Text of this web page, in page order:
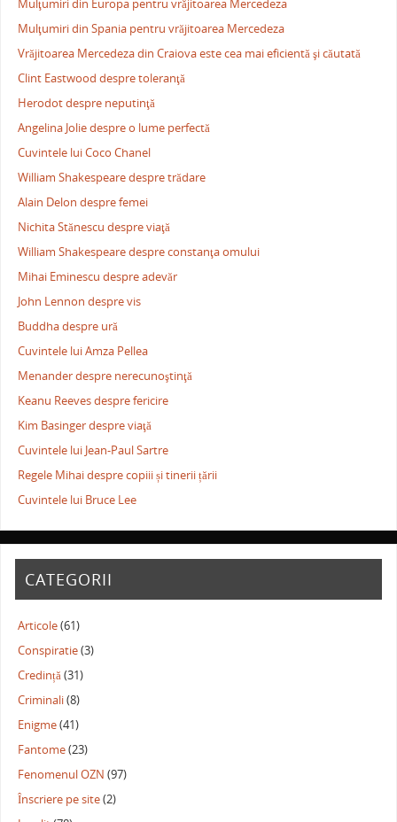
Mulţumiri din Europa pentru vrăjitoarea Mercedeza
Mulţumiri din Spania pentru vrăjitoarea Mercedeza
Vrăjitoarea Mercedeza din Craiova este cea mai eficientă şi căutată
Clint Eastwood despre toleranţă
Herodot despre neputinţă
Angelina Jolie despre o lume perfectă
Cuvintele lui Coco Chanel
William Shakespeare despre trădare
Alain Delon despre femei
Nichita Stănescu despre viaţă
William Shakespeare despre constanţa omului
Mihai Eminescu despre adevăr
John Lennon despre vis
Buddha despre ură
Cuvintele lui Amza Pellea
Menander despre nerecunoştinţă
Keanu Reeves despre fericire
Kim Basinger despre viaţă
Cuvintele lui Jean-Paul Sartre
Regele Mihai despre copiii și tinerii țării
Cuvintele lui Bruce Lee
CATEGORII
Articole(61)
Conspiratie(3)
Credință(31)
Criminali(8)
Enigme(41)
Fantome(23)
Fenomenul OZN (97)
Înscriere pe site(2)